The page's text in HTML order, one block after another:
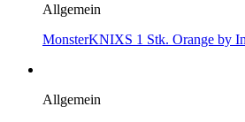
Allgemein
MonsterKNIXS 1 Stk. Orange by
Allgemein